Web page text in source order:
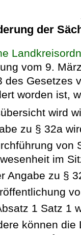
der
vom 9.
des Gesetzes
worden ist,
wird
zu § 32a
von
im
Angabe zu §
1 Satz 1
können